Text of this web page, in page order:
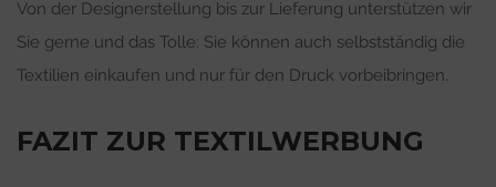
Von der Designerstellung bis zur Lieferung unterstützen wir
Sie gerne und das Tolle: Sie können auch selbstständig die
Textilien einkaufen und nur für den Druck vorbeibringen.
FAZIT ZUR TEXTILWERBUNG